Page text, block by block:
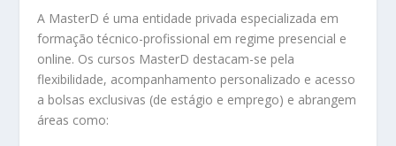
A MasterD é uma entidade privada especializada em
formação técnico-profissional em regime presencial e
online. Os cursos MasterD destacam-se pela
flexibilidade, acompanhamento personalizado e acesso
a bolsas exclusivas (de estágio e emprego) e abrangem
áreas como: